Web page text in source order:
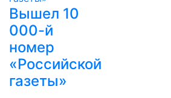
Вышел 10
000-й
номер
«Российской
газеты»